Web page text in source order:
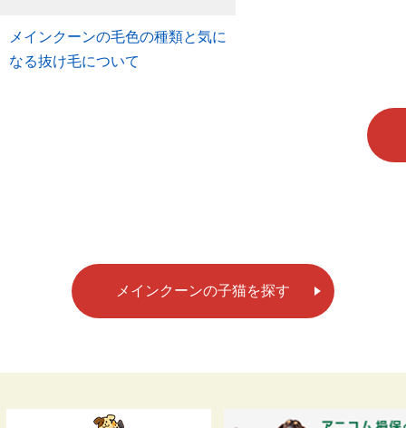
メインクーンの毛色の種類と気に
なる抜け毛について
メインクーンの子猫を探す